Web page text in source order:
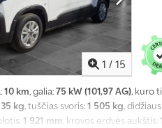
1 / 15
10 km, galia:75 kW (101,97 AG), kuro
kg, tuščias svoris:1 505 kg,
1 921 mm, krovos erdvės aukštis: